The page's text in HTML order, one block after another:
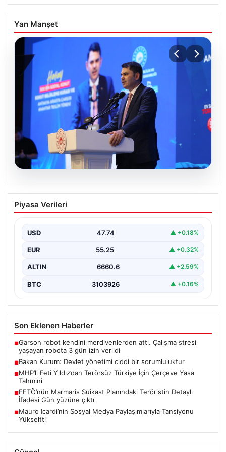
Yan Manşet
Bakan Kurum: Devlet yönetimi ciddi bir
sorumluluktur
Kurum, Hatay'da düzenlenen sosyal konut projesi ve…
Piyasa Verileri
USD 47.74 ▲ +0.18%
EUR 55.25 ▲ +0.32%
ALTIN 6660.6 ▲ +2.59%
BTC 3103926 ▲ +0.16%
Son Eklenen Haberler
■Garson robot kendini merdivenlerden attı. Çalışma stresi
yaşayan robota 3 gün izin verildi
■Bakan Kurum: Devlet yönetimi ciddi bir sorumluluktur
■MHP’li Feti Yıldız’dan Terörsüz Türkiye İçin Çerçeve Yasa
Tahmini
■FETÖ’nün Marmaris Suikast Planındaki Teröristin Detaylı
İfadesi Gün yüzüne çıktı
■Mauro Icardi’nin Sosyal Medya Paylaşımlarıyla Tansiyonu
Yükseltti